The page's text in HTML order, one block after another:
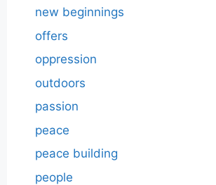
new beginnings
offers
oppression
outdoors
passion
peace
peace building
people